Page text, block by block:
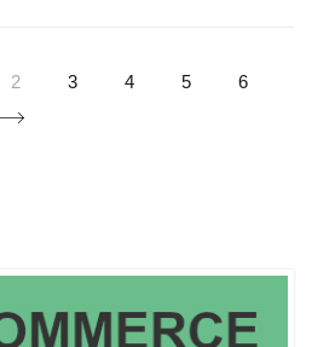
Page
2
Page
3
Page
4
Page
5
Page
6